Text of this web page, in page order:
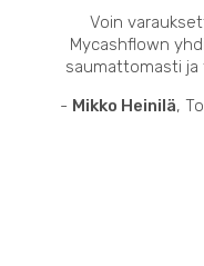
Voin
Mycashflown
saumattomasti ja
- Mikko Heinilä,